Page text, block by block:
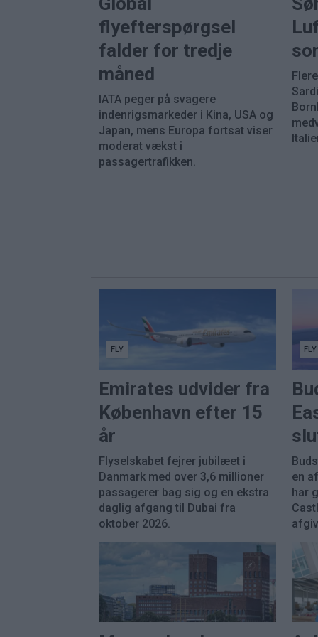
flyefterspørgsel
falder for tredje
måned
IATA peger på svagere
indenrigsmarkeder i Kina, USA og
Japan, mens Europa fortsat viser
moderat vækst i
passagertrafikken.
FLY
Emirates udvider fra
København efter 15
år
Flyselskabet fejrer jubilæet i
Danmark med over 3,6 millioner
passagerer bag sig og en ekstra
daglig afgang til Dubai fra
oktober 2026.
FLY
en
har